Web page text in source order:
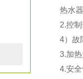
热水
2.控
4）故
3.加
4.安